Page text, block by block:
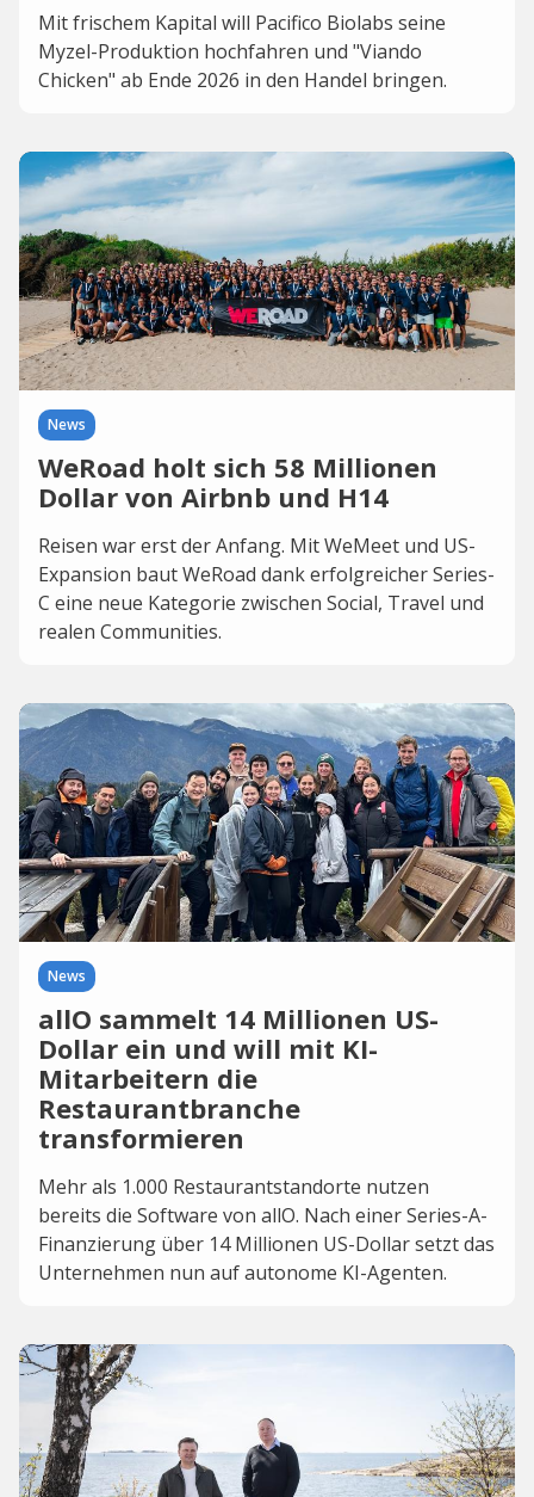
Mit frischem Kapital will Pacifico Biolabs seine
Myzel-Produktion hochfahren und "Viando
Chicken" ab Ende 2026 in den Handel bringen.
News
WeRoad holt sich 58 Millionen
Dollar von Airbnb und H14
Reisen war erst der Anfang. Mit WeMeet und US-
Expansion baut WeRoad dank erfolgreicher Series-
C eine neue Kategorie zwischen Social, Travel und
realen Communities.
News
allO sammelt 14 Millionen US-
Dollar ein und will mit KI-
Mitarbeitern die
Restaurantbranche
transformieren
Mehr als 1.000 Restaurantstandorte nutzen
bereits die Software von allO. Nach einer Series-A-
Finanzierung über 14 Millionen US-Dollar setzt das
Unternehmen nun auf autonome KI-Agenten.